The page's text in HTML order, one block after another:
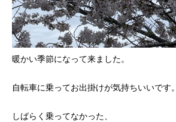
暖かい季節になって来ました。
自転車に乗ってお出掛けが気持ちいいです。
しばらく乗ってなかった、